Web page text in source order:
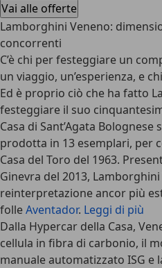
Vai alle offerte
Lamborghini Veneno:
concorrenti
C’è chi per festeggiare un
un viaggio, un’esperienza, e
Ed è proprio ciò che ha fatto
festeggiare il suo
Casa di Sant’Agata Bolognese
prodotta in 13 esemplari, per
Casa del Toro del 1963.
Ginevra del 2013,
reinterpretazione ancor più
folleAventador. Leggi di più
Dalla Hypercar della Casa,
cellula in fibra di carbonio, il
manuale automatizzato ISG e